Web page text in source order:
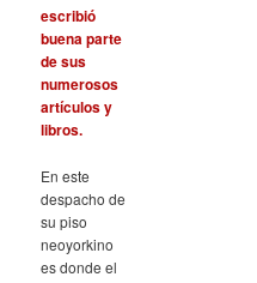
En este
despacho de
su piso
neoyorkino
es donde el